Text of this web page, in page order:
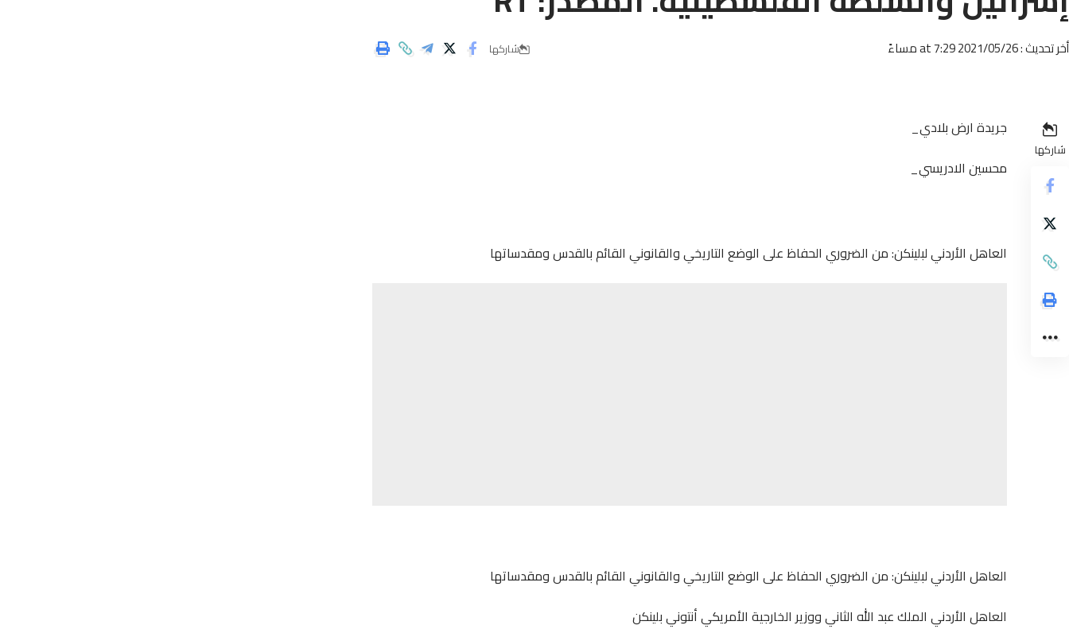
أخر تحديث : 2021/05/26 at 7:29 مساءً شاركها
شاركها
جريدة ارض بلادي_
محسين الادريسي_
العاهل الأردني لبلينكن: من الضروري الحفاظ على الوضع التاريخي والقانوني القائم بالقدس ومقدساتها
العاهل الأردني لبلينكن: من الضروري الحفاظ على الوضع التاريخي والقانوني القائم بالقدس ومقدساتها
العاهل الأردني الملك عبد الله الثاني ووزير الخارجية الأمريكي أنتوني بلينكن